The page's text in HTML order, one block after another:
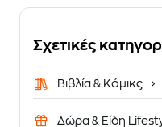
Σχετικές
Βιβλία & Κόμικς
Δώρα & Είδη